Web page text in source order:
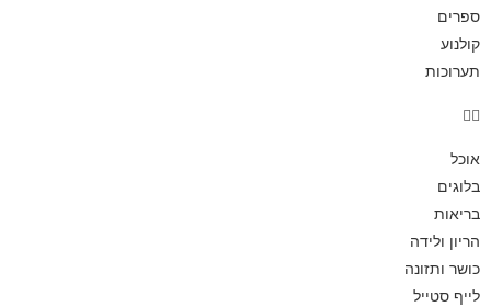
ספרים
קולנוע
תערוכות
אוכל
בלוגים
בריאות
הריון ולידה
כושר ותזונה
לייף סטייל